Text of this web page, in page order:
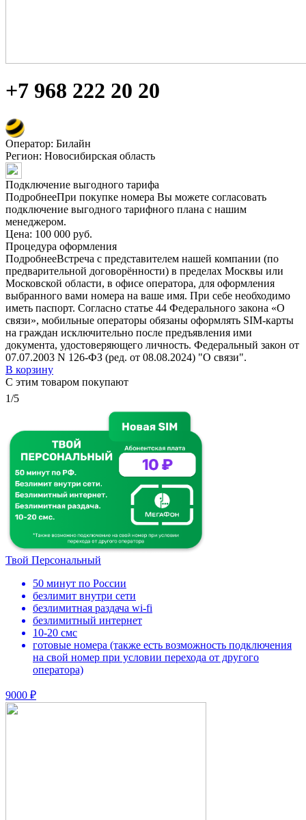
+7 968 222 20 20
Оператор: Билайн
Регион: Новосибирская область
Подключение выгодного тарифа
ПодробнееПри покупке номера Вы можете согласовать
подключение выгодного тарифного плана с нашим
менеджером.
Цена: 100 000 руб.
Процедура оформления
ПодробнееВстреча с представителем нашей компании (по
предварительной договорённости) в пределах Москвы или
Московской области, в офисе оператора, для оформления
выбранного вами номера на ваше имя. При себе необходимо
иметь паспорт. Согласно статье 44 Федерального закона «О
связи», мобильные операторы обязаны оформлять SIM-карты
на граждан исключительно после предъявления ими
документа, удостоверяющего личность. Федеральный закон от
07.07.2003 N 126-ФЗ (ред. от 08.08.2024) "О связи".
В корзину
С этим товаром покупают
1/5
Твой Персональный
50 минут по России
безлимит внутри сети
безлимитная раздача wi-fi
безлимитный интернет
10-20 смс
готовые номера (также есть возможность подключения
на свой номер при условии перехода от другого
оператора)
9000 ₽